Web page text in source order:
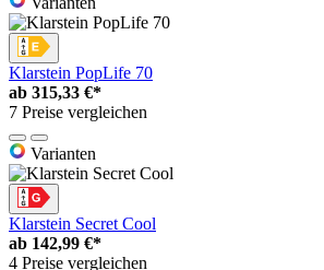
Klarstein PopLife 70
ab 315,33 €*
7 Preise vergleichen
Varianten
Klarstein Secret Cool
ab 142,99 €*
4 Preise vergleichen